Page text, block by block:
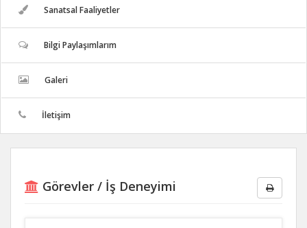
Sanatsal Faaliyetler
Bilgi Paylaşımlarım
Galeri
İletişim
Görevler / İş Deneyimi